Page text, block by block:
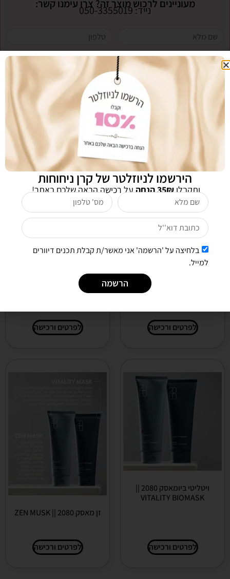
מעוניינים לרכוש מוצר זה? צרו עימנו קשר:
נייד: 050-3355019
אני מעוניינת לקבל חדשות ומבצעים לדואר אלקטרוני
שליחה
לקוחות שרכשו מוצר זה רכשו גם
לפרטים ורכישה
פורטה 2080 || FORTE
לפרטים ורכישה
ויטליטי ביומאסק 2080 ||
VITALITY BIOMASK
לפרטים ורכישה
זן מאסק 2080 || ZEN MUSK
לפרטים ורכישה
הירשמו לניוזלטר של קרן ניחוחות
ותקבלו35₪ הנחה על רכישה הבאה שלכם באתר!
בלחיצה על 'הרשמה' אני מאשר/ת קבלת תכנים דיוורים
למייל.
הרשמה